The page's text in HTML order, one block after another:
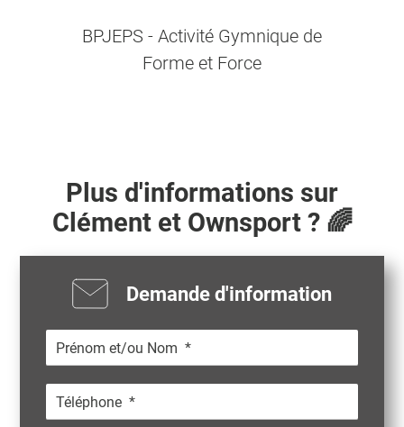
BPJEPS - Activité Gymnique de
Forme et Force
Plus d'informations sur
Clémentet Ownsport ? 🌈
Demande d'information